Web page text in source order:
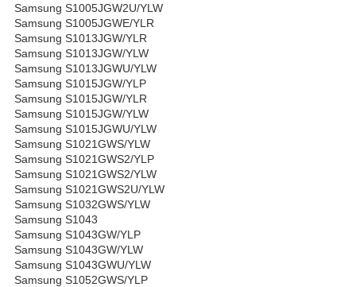
Samsung S1005JGW2U/YLW
Samsung S1005JGWE/YLR
Samsung S1013JGW/YLR
Samsung S1013JGW/YLW
Samsung S1013JGWU/YLW
Samsung S1015JGW/YLP
Samsung S1015JGW/YLR
Samsung S1015JGW/YLW
Samsung S1015JGWU/YLW
Samsung S1021GWS/YLW
Samsung S1021GWS2/YLP
Samsung S1021GWS2/YLW
Samsung S1021GWS2U/YLW
Samsung S1032GWS/YLW
Samsung S1043
Samsung S1043GW/YLP
Samsung S1043GW/YLW
Samsung S1043GWU/YLW
Samsung S1052GWS/YLP